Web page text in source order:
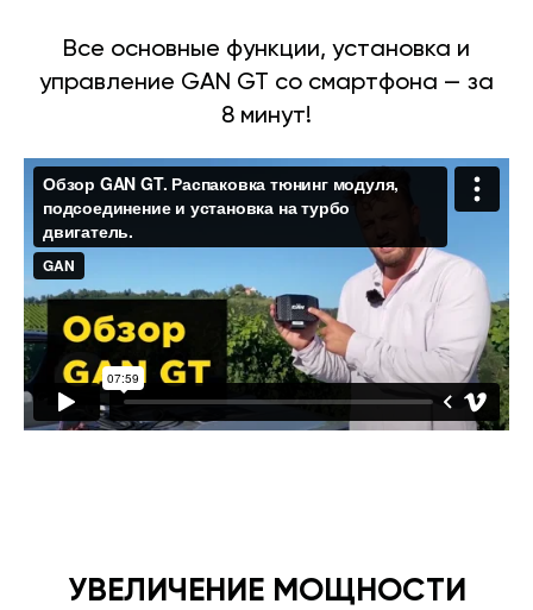
Все основные функции, установка и
управление GAN GT со смартфона — за
8 минут!
УВЕЛИЧЕНИЕ МОЩНОСТИ